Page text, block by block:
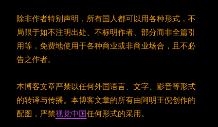
除非作者特别声明，所有国人都可以用各种形式，不
局限于如不注明出处、不标明作者、部分而非全篇引
用等，免费地使用于各种商业或非商业场合，且不必
告之作者。
本博客文章严禁以任何外国语言、文字、影音等形式
的转译与传播。本博客文章的所有由阿明王倪创作的
配图，严禁视觉中国任何形式的采用。